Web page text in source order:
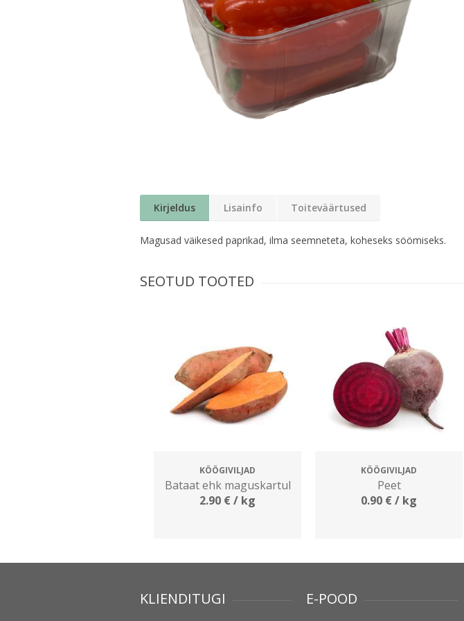
Kirjeldus Lisainfo Toiteväärtused
Magusad väikesed paprikad, ilma seemneteta, koheseks söömiseks.
SEOTUD TOOTED
KÖÖGIVILJAD
Bataat ehk maguskartul
2.90 €/ kg
KÖÖGIVILJAD
Peet
0.90 €/ kg
KLIENDITUGI E-POOD